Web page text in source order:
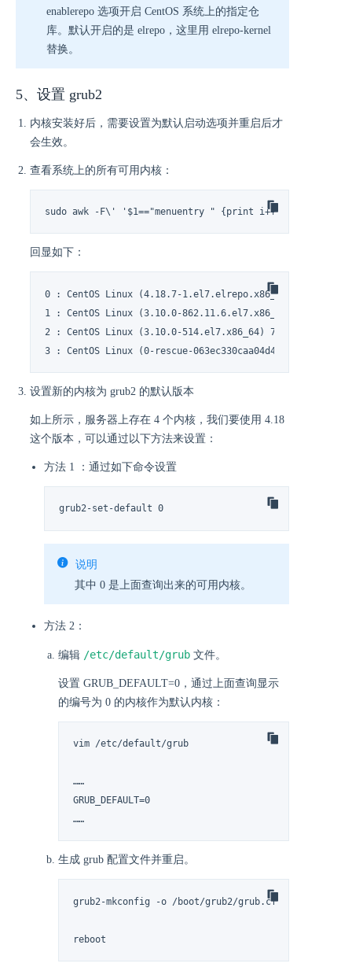
enablerepo 选项开启 CentOS 系统上的指定仓
库。默认开启的是 elrepo，这里用 elrepo-kernel
替换。
5、设置 grub2
内核安装好后，需要设置为默认启动选项并重启后才
会生效。
查看系统上的所有可用内核：
sudo awk -F\' '$1=="menuentry " {print i++ " : " $2}' /
回显如下：
0 : CentOS Linux (4.18.7-1.el7.elrepo.x86_64) 7 (Core)
1 : CentOS Linux (3.10.0-862.11.6.el7.x86_64) 7 (Core)
2 : CentOS Linux (3.10.0-514.el7.x86_64) 7 (Core)
3 : CentOS Linux (0-rescue-
设置新的内核为 grub2 的默认版本
如上所示，服务器上存在 4 个内核，我们要使用 4.18
这个版本，可以通过以下方法来设置：
方法 1 ：通过如下命令设置
grub2-set-default 0
说明
其中 0 是上面查询出来的可用内核。
方法 2：
编辑 /etc/default/grub 文件。
设置 GRUB_DEFAULT=0，通过上面查询显示
的编号为 0 的内核作为默认内核：
vim /etc/default/grub
……
GRUB_DEFAULT=0
……
生成 grub 配置文件并重启。
grub2-mkconfig -o /boot/grub2/grub.cfg
reboot